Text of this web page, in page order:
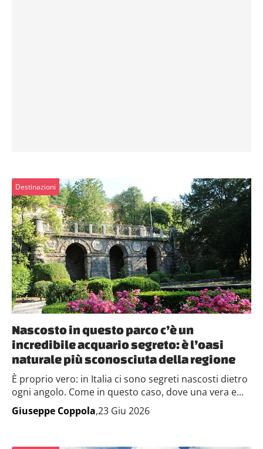
Destinazioni
Nascosto in questo parco c’è un
incredibile acquario segreto: è l’oasi
naturale più sconosciuta della regione
È proprio vero: in Italia ci sono segreti nascosti dietro
ogni angolo. Come in questo caso, dove una vera e...
Giuseppe Coppola,23 Giu 2026